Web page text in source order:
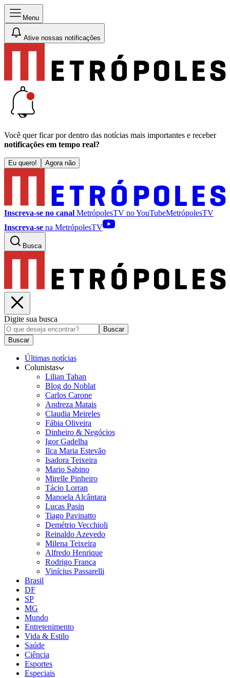
Menu
Ative nossas notificações
Você quer ficar por dentro das notícias mais importantes e receber
notificações em tempo real?
Eu quero! Agora não
Inscreva-se no canal MetrópolesTV noYouTubeMetrópolesTV
Inscreva-se na MetrópolesTV
Busca
Digite sua busca
Buscar
Buscar
Últimas notícias
Colunistas
Lilian Tahan
Blog do Noblat
Carlos Carone
Andreza Matais
Claudia Meireles
Fábia Oliveira
Dinheiro & Negócios
Igor Gadelha
Ilca Maria Estevão
Isadora Teixeira
Mario Sabino
Mirelle Pinheiro
Tácio Lorran
Manoela Alcântara
Lucas Pasin
Tiago Pavinatto
Demétrio Vecchioli
Reinaldo Azevedo
Milena Teixeira
Alfredo Henrique
Rodrigo França
Vinícius Passarelli
Brasil
DF
SP
MG
Mundo
Entretenimento
Vida & Estilo
Saúde
Ciência
Esportes
Especiais